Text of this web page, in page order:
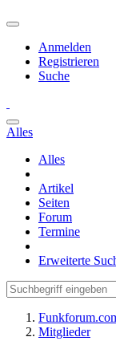
Anmelden
Registrieren
Suche
Alles
Alles
Artikel
Seiten
Forum
Termine
Erweiterte
Mitglieder